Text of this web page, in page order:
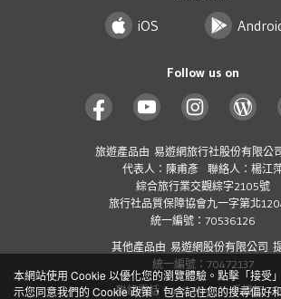
iOS
Follow us on
旅遊產品由 易遊網旅行社股份有限公
代表人：陳甫彥 聯絡人：楊江
綜合旅行業交觀綜字2105號
旅行社品質保障協會九一字第北
統一編號：70536126
其他產品由 易遊網股份有限公司
統一編號：70472137
聯絡電話：412-8001 ( 手機加
本網站使用 Cookie 以優化您的瀏覽體驗。點擊「接受
示您同意我們的 Cookie 政策，包含記住您的搜尋偏好